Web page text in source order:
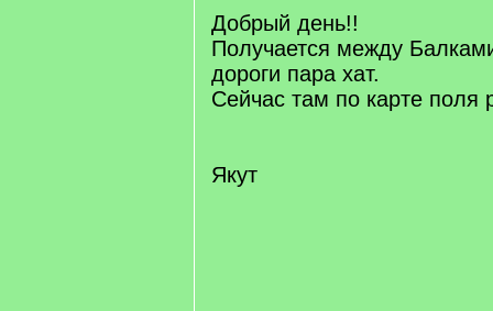
]
Добрый день!!
Получается между
дороги пара хат.
Сейчас там по карте поля
Якут